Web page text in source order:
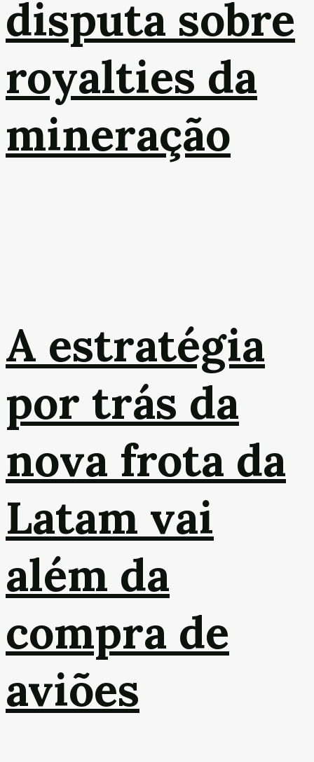
disputa sobre
royalties da
mineração
A estratégia
por trás da
nova frota da
Latam vai
além da
compra de
aviões